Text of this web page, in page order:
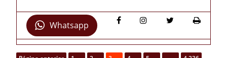
Whatsapp